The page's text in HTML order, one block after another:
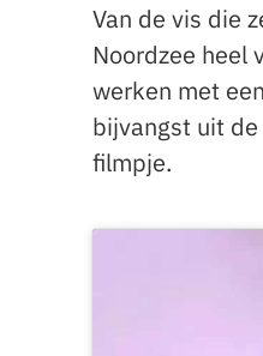
Van de vis die
Noordzee heel
werken met
bijvangst uit
filmpje.